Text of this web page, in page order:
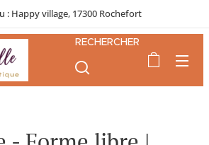
: Happy village, 17300 Rochefort
RECHERCHER